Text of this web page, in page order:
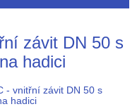
závit DN 50 s
hadici